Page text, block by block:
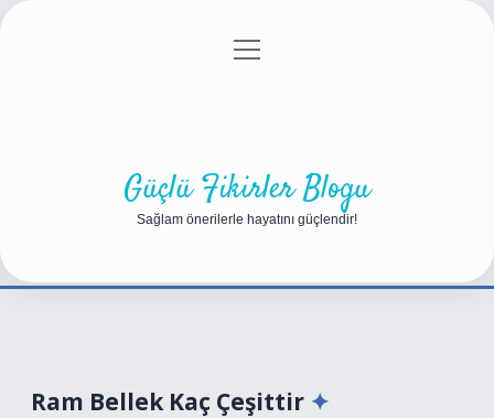
Gizlilik Politikası
menüyü
Güçlü Fikirler Blogu
Sağlam önerilerle hayatını güçlendir!
Ram Bellek Kaç Çeşittir